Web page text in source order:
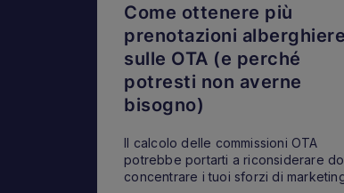
Come ottenere più
prenotazioni alberghiere
sulle OTA (e perché
potresti non averne
bisogno)
Il calcolo delle commissioni OTA
potrebbe portarti a riconsiderare
concentrare i tuoi sforzi di